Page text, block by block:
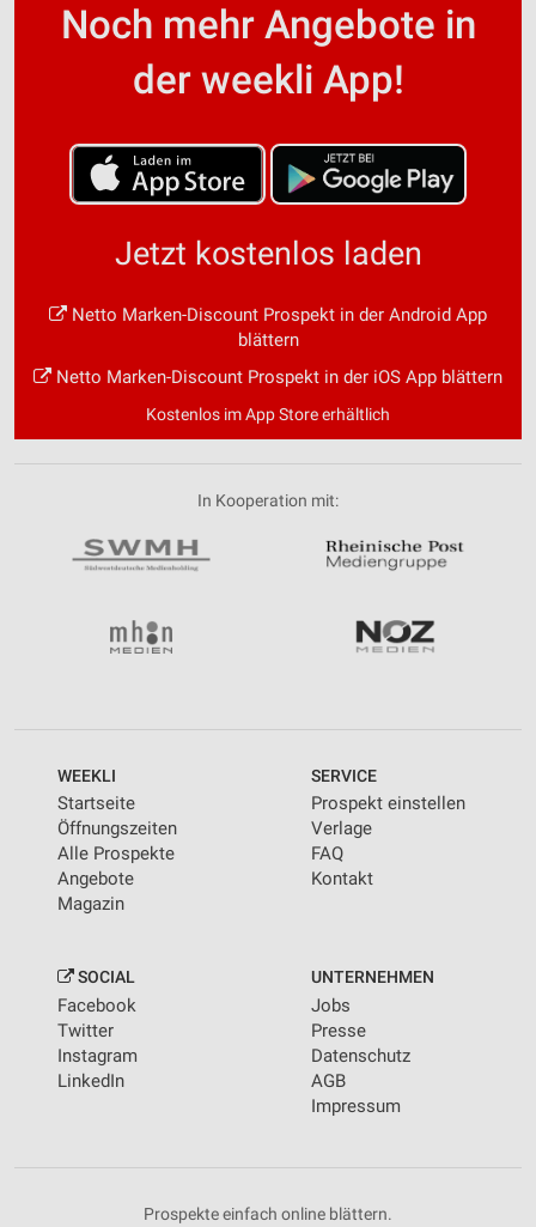
Noch mehr Angebote in
der weekli App!
Jetzt kostenlos laden
Netto Marken-Discount Prospekt in der Android App
blättern
Netto Marken-Discount Prospekt in der iOS App blättern
Kostenlos im App Store erhältlich
In Kooperation mit:
WEEKLI
Startseite
Öffnungszeiten
Alle Prospekte
Angebote
Magazin
SERVICE
Prospekt einstellen
Verlage
FAQ
Kontakt
SOCIAL
Facebook
Twitter
Instagram
LinkedIn
UNTERNEHMEN
Jobs
Presse
Datenschutz
AGB
Impressum
Prospekte einfach online blättern.